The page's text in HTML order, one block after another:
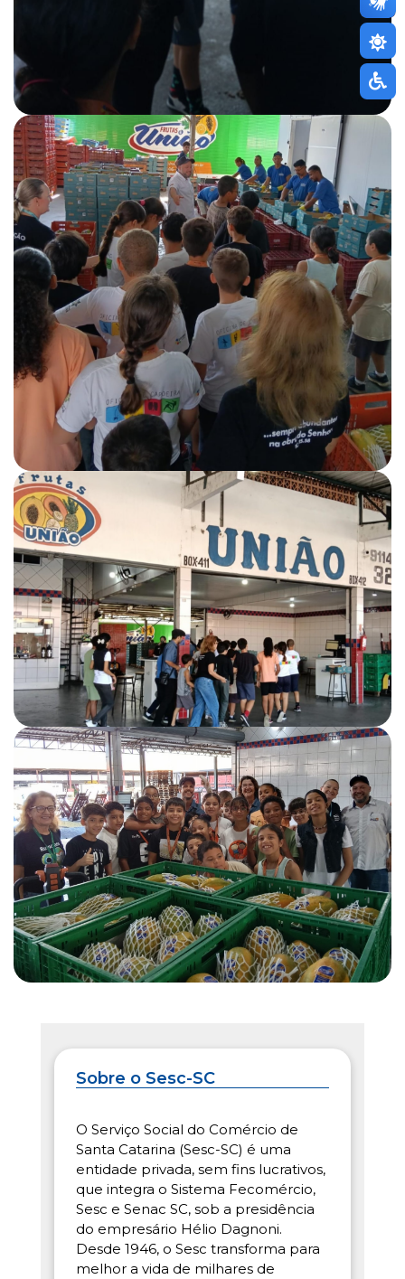
Sobre o Sesc-SC
O Serviço Social do Comércio de
Santa Catarina (Sesc-SC) é uma
entidade privada, sem fins lucrativos,
que integra o Sistema Fecomércio,
Sesc e Senac SC, sob a presidência
do empresário Hélio Dagnoni.
Desde 1946, o Sesc transforma para
melhor a vida de milhares de